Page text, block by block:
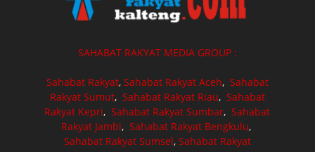
SAHABAT RAKYAT MEDIA GROUP :
Sahabat Rakyat, Sahabat Rakyat Aceh, Sahabat
Rakyat Sumut, Sahabat Rakyat Riau, Sahabat
Rakyat Kepri,Sahabat Rakyat Sumbar,Sahabat
Rakyat Jambi, Sahabat Rakyat Bengkulu,
Sahabat Rakyat Sumsel, Sahabat Rakyat